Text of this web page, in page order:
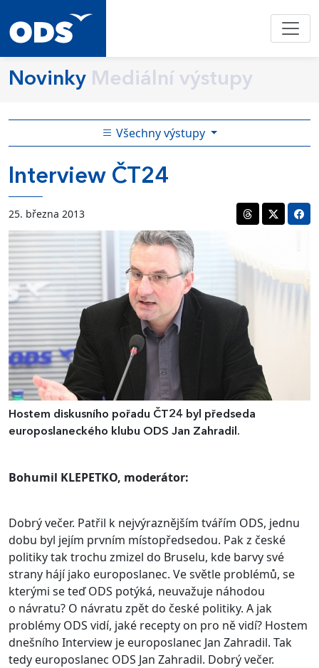
Novinky Mediální výstupy
Všechny výstupy
Interview ČT24
25. března 2013
Hostem diskusního pořadu ČT24 byl předseda
europoslaneckého klubu ODS Jan Zahradil.
Bohumil KLEPETKO, moderátor:
Dobrý večer. Patřil k nejvýraznějším tvářím ODS, jednu
dobu byl jejím prvním místopředsedou. Pak z české
politiky tak trochu zmizel do Bruselu, kde barvy své
strany hájí jako europoslanec. Ve světle problémů, se
kterými se teď ODS potýká, neuvažuje náhodou
o návratu? O návratu zpět do české politiky. A jak
problémy ODS vidí, jaké recepty on pro ně vidí? Hostem
dnešního Interview je europoslanec Jan Zahradil. Tak
tedy europoslanec ODS Jan Zahradil. Dobrý večer.